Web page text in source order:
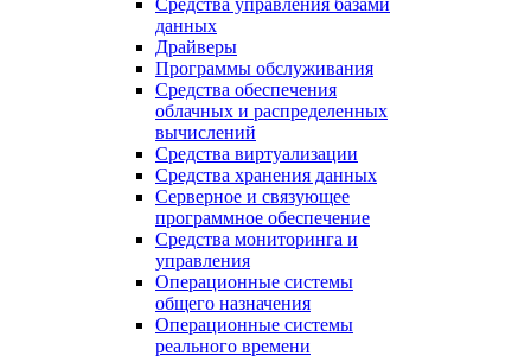
Средства управления базами
данных
Драйверы
Программы обслуживания
Средства обеспечения
облачных и распределенных
вычислений
Средства виртуализации
Средства хранения данных
Серверное и связующее
программное обеспечение
Средства мониторинга и
управления
Операционные системы
общего назначения
Операционные системы
реального времени